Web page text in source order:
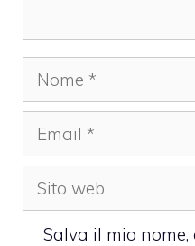
Nome
Email
Sito
web
Salva il mio